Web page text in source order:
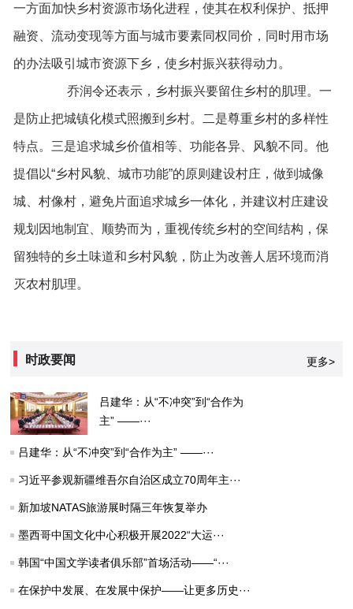
一方面加快乡村资源市场化进程，使其在权利保护、抵押
融资、流动变现等方面与城市要素同权同价，同时用市场
的办法吸引城市资源下乡，使乡村振兴获得动力。
乔润令还表示，乡村振兴要留住乡村的肌理。一
是防止把城镇化模式照搬到乡村。二是尊重乡村的多样性
特点。三是追求城乡价值相等、功能各异、风貌不同。他
提倡以“乡村风貌、城市功能”的原则建设村庄，做到城像
城、村像村，避免片面追求城乡一体化，并建议村庄建设
规划因地制宜、顺势而为，重视传统乡村的空间结构，保
留独特的乡土味道和乡村风貌，防止为改善人居环境而消
灭农村肌理。
时政要闻 更多>
吕建华：从“不冲突”到“合作为
主” ——···
吕建华：从“不冲突”到“合作为主” ——···
习近平参观新疆维吾尔自治区成立70周年主···
新加坡NATAS旅游展时隔三年恢复举办
墨西哥中国文化中心积极开展2022“大运···
韩国“中国文学读者俱乐部”首场活动——“···
在保护中发展、在发展中保护——让更多历史···